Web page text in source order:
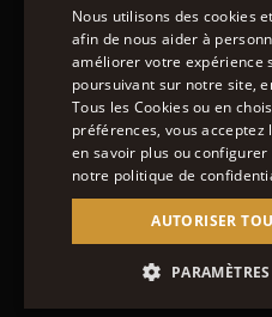
Doudoune Longue Homme
Manteaux Femme
Doudoune Hiver Homme
Blouson Femme Hiver
NOUS
© 2022 – MOORER S.P.A
CASTELNUOVO DEL
IT02951700232 ISCR.
SITE MANAGED BY
Nous utilisons des cookies
afin de nous aider à
améliorer votre expérience
poursuivant sur notre site,
Tous les Cookies ou en
préférences, vous acceptez
en savoir plus ou
notre politique de
AUTORISER